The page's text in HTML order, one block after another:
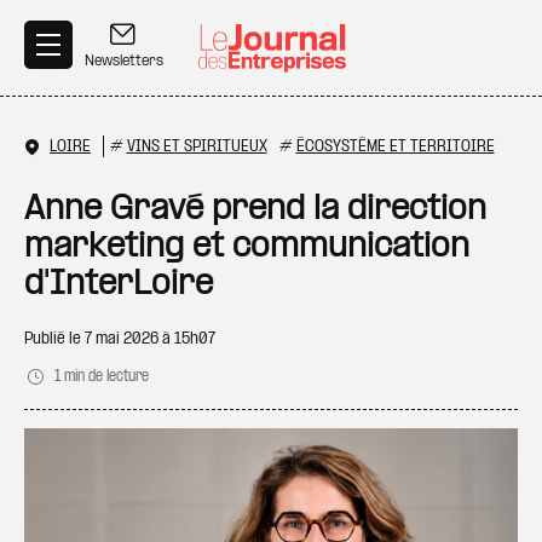
Newsletters
LOIRE # VINS ET SPIRITUEUX # ÉCOSYSTÈME ET TERRITOIRE
Anne Gravé prend la direction
marketing et communication
d'InterLoire
Publié le 7 mai 2026 à 15h07
1 min de lecture